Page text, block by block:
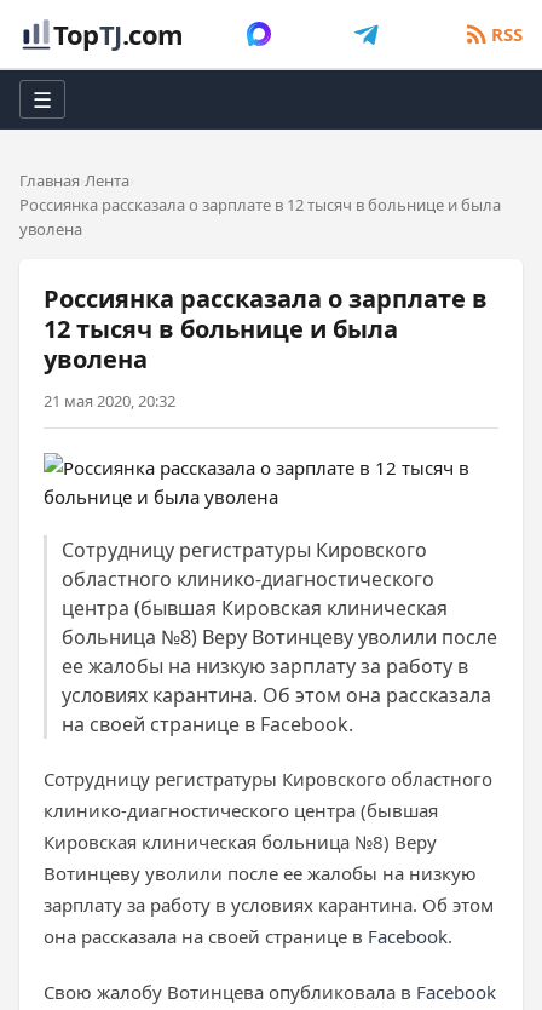
TopTJ.com RSS
☰
Главная Лента
Россиянка рассказала о зарплате в 12 тысяч в больнице и была
уволена
Россиянка рассказала о зарплате в
12 тысяч в больнице и была
уволена
21 мая 2020, 20:32
Сотрудницу регистратуры Кировского
областного клинико-диагностического
центра (бывшая Кировская клиническая
больница №8) Веру Вотинцеву уволили после
ее жалобы на низкую зарплату за работу в
условиях карантина. Об этом она рассказала
на своей странице в Facebook.
Сотрудницу регистратуры Кировского областного
клинико-диагностического центра (бывшая
Кировская клиническая больница №8) Веру
Вотинцеву уволили после ее жалобы на низкую
зарплату за работу в условиях карантина. Об этом
она рассказала на своей странице в Facebook.
Свою жалобу Вотинцева опубликовала в Facebook